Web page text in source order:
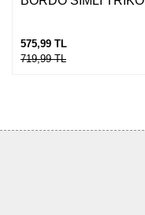
575,99 TL
719,99 TL